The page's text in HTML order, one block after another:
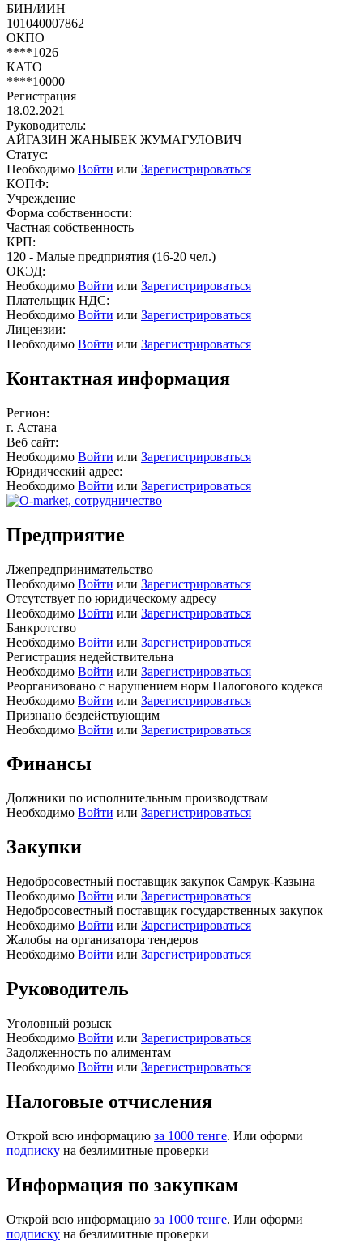
БИН/ИИН
101040007862
ОКПО
****1026
КАТО
****10000
Регистрация
18.02.2021
Руководитель:
АЙГАЗИН ЖАНЫБЕК ЖУМАГУЛОВИЧ
Статус:
Необходимо Войти или Зарегистрироваться
КОПФ:
Учреждение
Форма собственности:
Частная собственность
КРП:
120 - Малые предприятия (16-20 чел.)
ОКЭД:
Необходимо Войти или Зарегистрироваться
Плательщик НДС:
Необходимо Войти или Зарегистрироваться
Лицензии:
Необходимо Войти или Зарегистрироваться
Контактная информация
Регион:
г. Астана
Веб сайт:
Необходимо Войти или Зарегистрироваться
Юридический адрес:
Необходимо Войти или Зарегистрироваться
Предприятие
Лжепредпринимательство
Необходимо Войти или Зарегистрироваться
Отсутствует по юридическому адресу
Необходимо Войти или Зарегистрироваться
Банкротство
Необходимо Войти или Зарегистрироваться
Регистрация недействительна
Необходимо Войти или Зарегистрироваться
Реорганизовано с нарушением норм Налогового кодекса
Необходимо Войти или Зарегистрироваться
Признано бездействующим
Необходимо Войти или Зарегистрироваться
Финансы
Должники по исполнительным производствам
Необходимо Войти или Зарегистрироваться
Закупки
Недобросовестный поставщик закупок Самрук-Казына
Необходимо Войти или Зарегистрироваться
Недобросовестный поставщик государственных закупок
Необходимо Войти или Зарегистрироваться
Жалобы на организатора тендеров
Необходимо Войти или Зарегистрироваться
Руководитель
Уголовный розыск
Необходимо Войти или Зарегистрироваться
Задолженность по алиментам
Необходимо Войти или Зарегистрироваться
Налоговые отчисления
Открой всю информацию за 1000 тенге. Или оформи
подписку на безлимитные проверки
Информация по закупкам
Открой всю информацию за 1000 тенге. Или оформи
подписку на безлимитные проверки